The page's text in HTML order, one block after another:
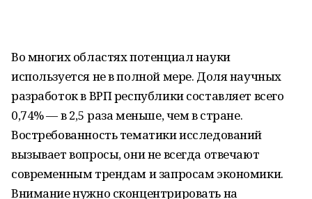
Во многих областях потенциал науки
используется не в полной мере. Доля научных
разработок в ВРП республики составляет всего
0,74% — в 2,5 раза меньше, чем в стране.
Востребованность тематики исследований
вызывает вопросы, они не всегда отвечают
современным трендам и запросам экономики.
Внимание нужно сконцентрировать на